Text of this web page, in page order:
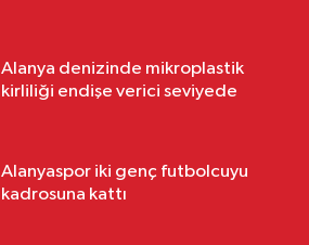
Alanya denizinde mikroplastik
kirliliği endişe verici seviyede
Alanyaspor iki genç futbolcuyu
kadrosuna kattı